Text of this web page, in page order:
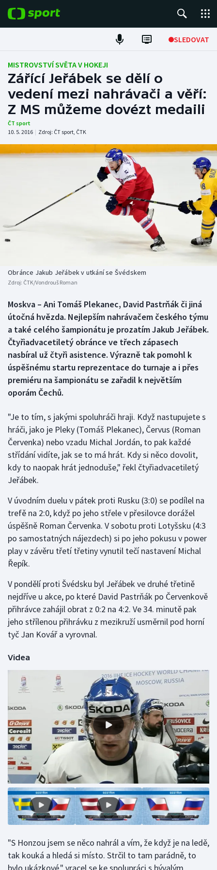
SLEDOVAT
Fotbal
Hokej
Tenis
Atletika
Cyklistika
Americký fotbal
Baseball a softbal
Biatlon
Box
Curling
Dostihy
Florbal
Futsal
Golf
Gymnastika
Házená
Jezdectví
Judo
Krasobruslení
Lyže a snowboard
Moderní pětiboj
Parasport
Plážový volejbal
Ragby
Rychlobruslení
Rychlostní kanoistika
Sportovní střelba
NEPŘEHLÉDNĚTE
Soutěže
Aplikace ČT sport
MISTROVSTVÍ SVĚTA V HOKEJI
Zářící Jeřábek se dělí o
vedení mezi nahrávači a věří:
Z MS můžeme dovézt medaili
ČT sport
10. 5. 2016 | Zdroj: ČT sport, ČTK
Obránce Jakub Jeřábek v utkání se Švédskem
Zdroj: ČTK/Vondrouš Roman
Moskva – Ani Tomáš Plekanec, David Pastrňák či jiná
útočná hvězda. Nejlepším nahrávačem českého týmu
a také celého šampionátu je prozatím Jakub Jeřábek.
Čtyřiadvacetiletý obránce ve třech zápasech
nasbíral už čtyři asistence. Výrazně tak pomohl k
úspěšnému startu reprezentace do turnaje a i přes
premiéru na šampionátu se zařadil k největším
oporám Čechů.
"Je to tím, s jakými spoluhráči hraji. Když nastupujete s
hráči, jako je Pleky (Tomáš Plekanec), Červus (Roman
Červenka) nebo vzadu Michal Jordán, to pak každé
střídání vidíte, jak se to má hrát. Kdy si něco dovolit,
kdy to naopak hrát jednoduše," řekl čtyřiadvacetiletý
Jeřábek.
V úvodním duelu v pátek proti Rusku (3:0) se podílel na
trefě na 2:0, když po jeho střele v přesilovce dorážel
úspěšně Roman Červenka. V sobotu proti Lotyšsku (4:3
po samostatných nájezdech) si po jeho pokusu v power
play v závěru třetí třetiny vynutil tečí nastavení Michal
Řepík.
V pondělí proti Švédsku byl Jeřábek ve druhé třetině
nejdříve u akce, po které David Pastrňák po Červenkově
přihrávce zahájil obrat z 0:2 na 4:2. Ve 34. minutě pak
jeho střílenou přihrávku z mezikruží usměrnil pod horní
tyč Jan Kovář a vyrovnal.
Videa
"S Honzou jsem se něco nahrál a vím, že když je na ledě,
tak kouká a hledá si místo. Strčil to tam parádně, to
bylo ukázkové," vracel se ke spolupráci s bývalým